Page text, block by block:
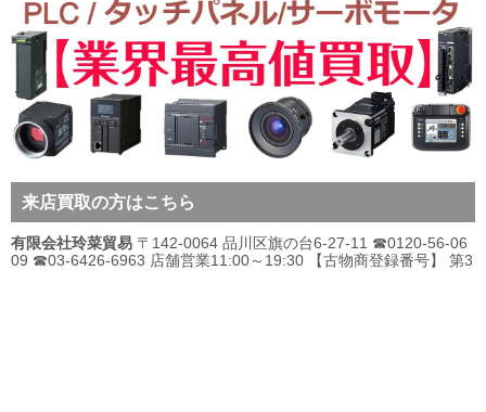
来店買取の方はこちら
有限会社玲菜貿易 〒142-0064 品川区旗の台6-27-11 ☎0120-56-06
09 ☎03-6426-6963 店舗営業11:00～19:30 【古物商登録番号】 第3